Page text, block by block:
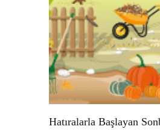
Hatıralarla Başlayan